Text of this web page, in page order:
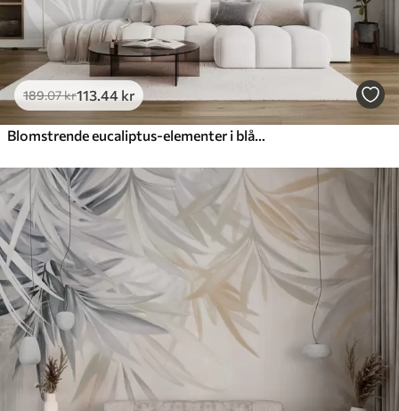
189.07kr113.44 kr
Blomstrende eucaliptus-elementer i blå og hvide nuancer med overlappende blade og kronblade i minimalistisk stil